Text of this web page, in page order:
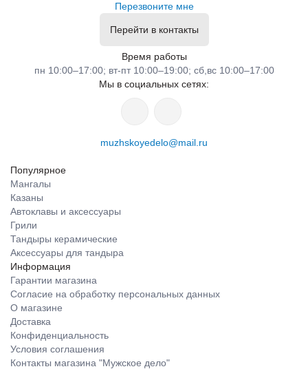
Перезвоните мне
Перейти в контакты
Время работы
пн 10:00–17:00; вт-пт 10:00–19:00; сб,вс 10:00–17:00
Мы в социальных сетях:
muzhskoyedelo@mail.ru
Популярное
Мангалы
Казаны
Автоклавы и аксессуары
Грили
Тандыры керамические
Аксессуары для тандыра
Информация
Гарантии магазина
Согласие на обработку персональных данных
О магазине
Доставка
Конфиденциальность
Условия соглашения
Контакты магазина "Мужское дело"